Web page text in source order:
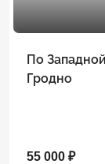
По
Гродно
55 000 ₽